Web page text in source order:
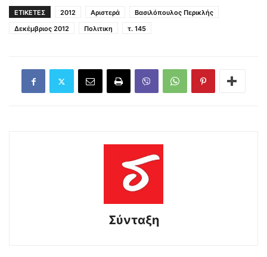
ΕΤΙΚΕΤΕΣ 2012 Αριστερά
Βασιλόπουλος Περικλής
Δεκέμβριος 2012
Πολιτικη τ. 145
Σύνταξη